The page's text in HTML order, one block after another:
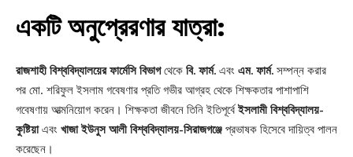
একটি অনুপ্রেরণার যাত্রা:
রাজশাহী বিশ্ববিদ্যালয়ের ফার্মেসি বিভাগথেকে বি. ফার্ম. এবং এম. ফার্ম. সম্পন্ন করার
পর মো. শরিফুল ইসলাম গবেষণার প্রতি গভীর আগ্রহ থেকে শিক্ষকতার পাশাপাশি
গবেষণায় আত্মনিয়োগ করেন। শিক্ষকতা জীবনে তিনি ইতিপূর্বেইসলামী বিশ্ববিদ্যালয়-
কুষ্টিয়াএবং খাজা ইউনুস আলী বিশ্ববিদ্যালয়-সিরাজগঞ্জে প্রভাষক হিসেবে দায়িত্ব পালন
করেছেন।